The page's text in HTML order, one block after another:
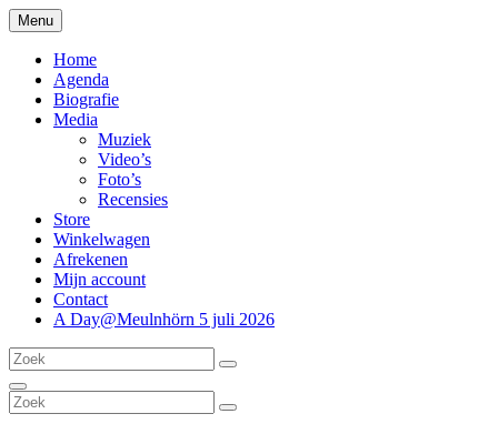
Ga
naar
inhoud
thesidekicks.nl
Blues And More uit Meulnhorn
Menu
Home
Agenda
Biografie
Media
Muziek
Video’s
Foto’s
Recensies
Store
Winkelwagen
Afrekenen
Mijn account
Contact
A Day@Meulnhörn 5 juli 2026
Zoeken
naar:
Zoeken
Zoeken
Zoeken
naar:
Zoeken